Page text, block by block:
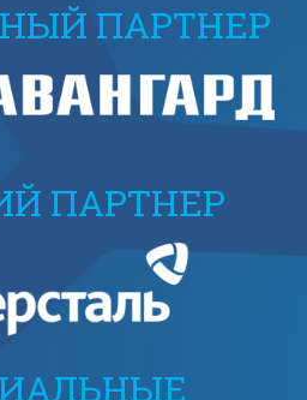
ПАРТНЕР
ПАРТНЕР